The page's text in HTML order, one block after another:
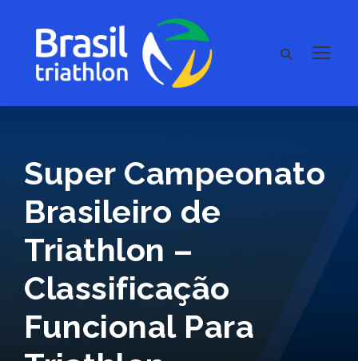
Super Campeonato
Brasileiro de
Triathlon –
Classificação
Funcional Para